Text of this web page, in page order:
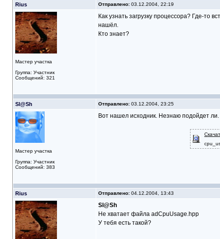
Rius Отправлено:03.12.2004, 22:19
Мастер участка
Группа: Участник
Сообщений: 321
Как узнать загрузку процессора? Где-то
нашёл.
Кто знает?
Sl@Sh Отправлено:03.12.2004, 23:25
Мастер участка
Группа: Участник
Сообщений: 383
Вот нашел исходник. Незнаю подойдет ли.
Rius Отправлено:04.12.2004, 13:43
Sl@Sh
Не хватает файла adCpuUsage.hpp
У тебя есть такой?